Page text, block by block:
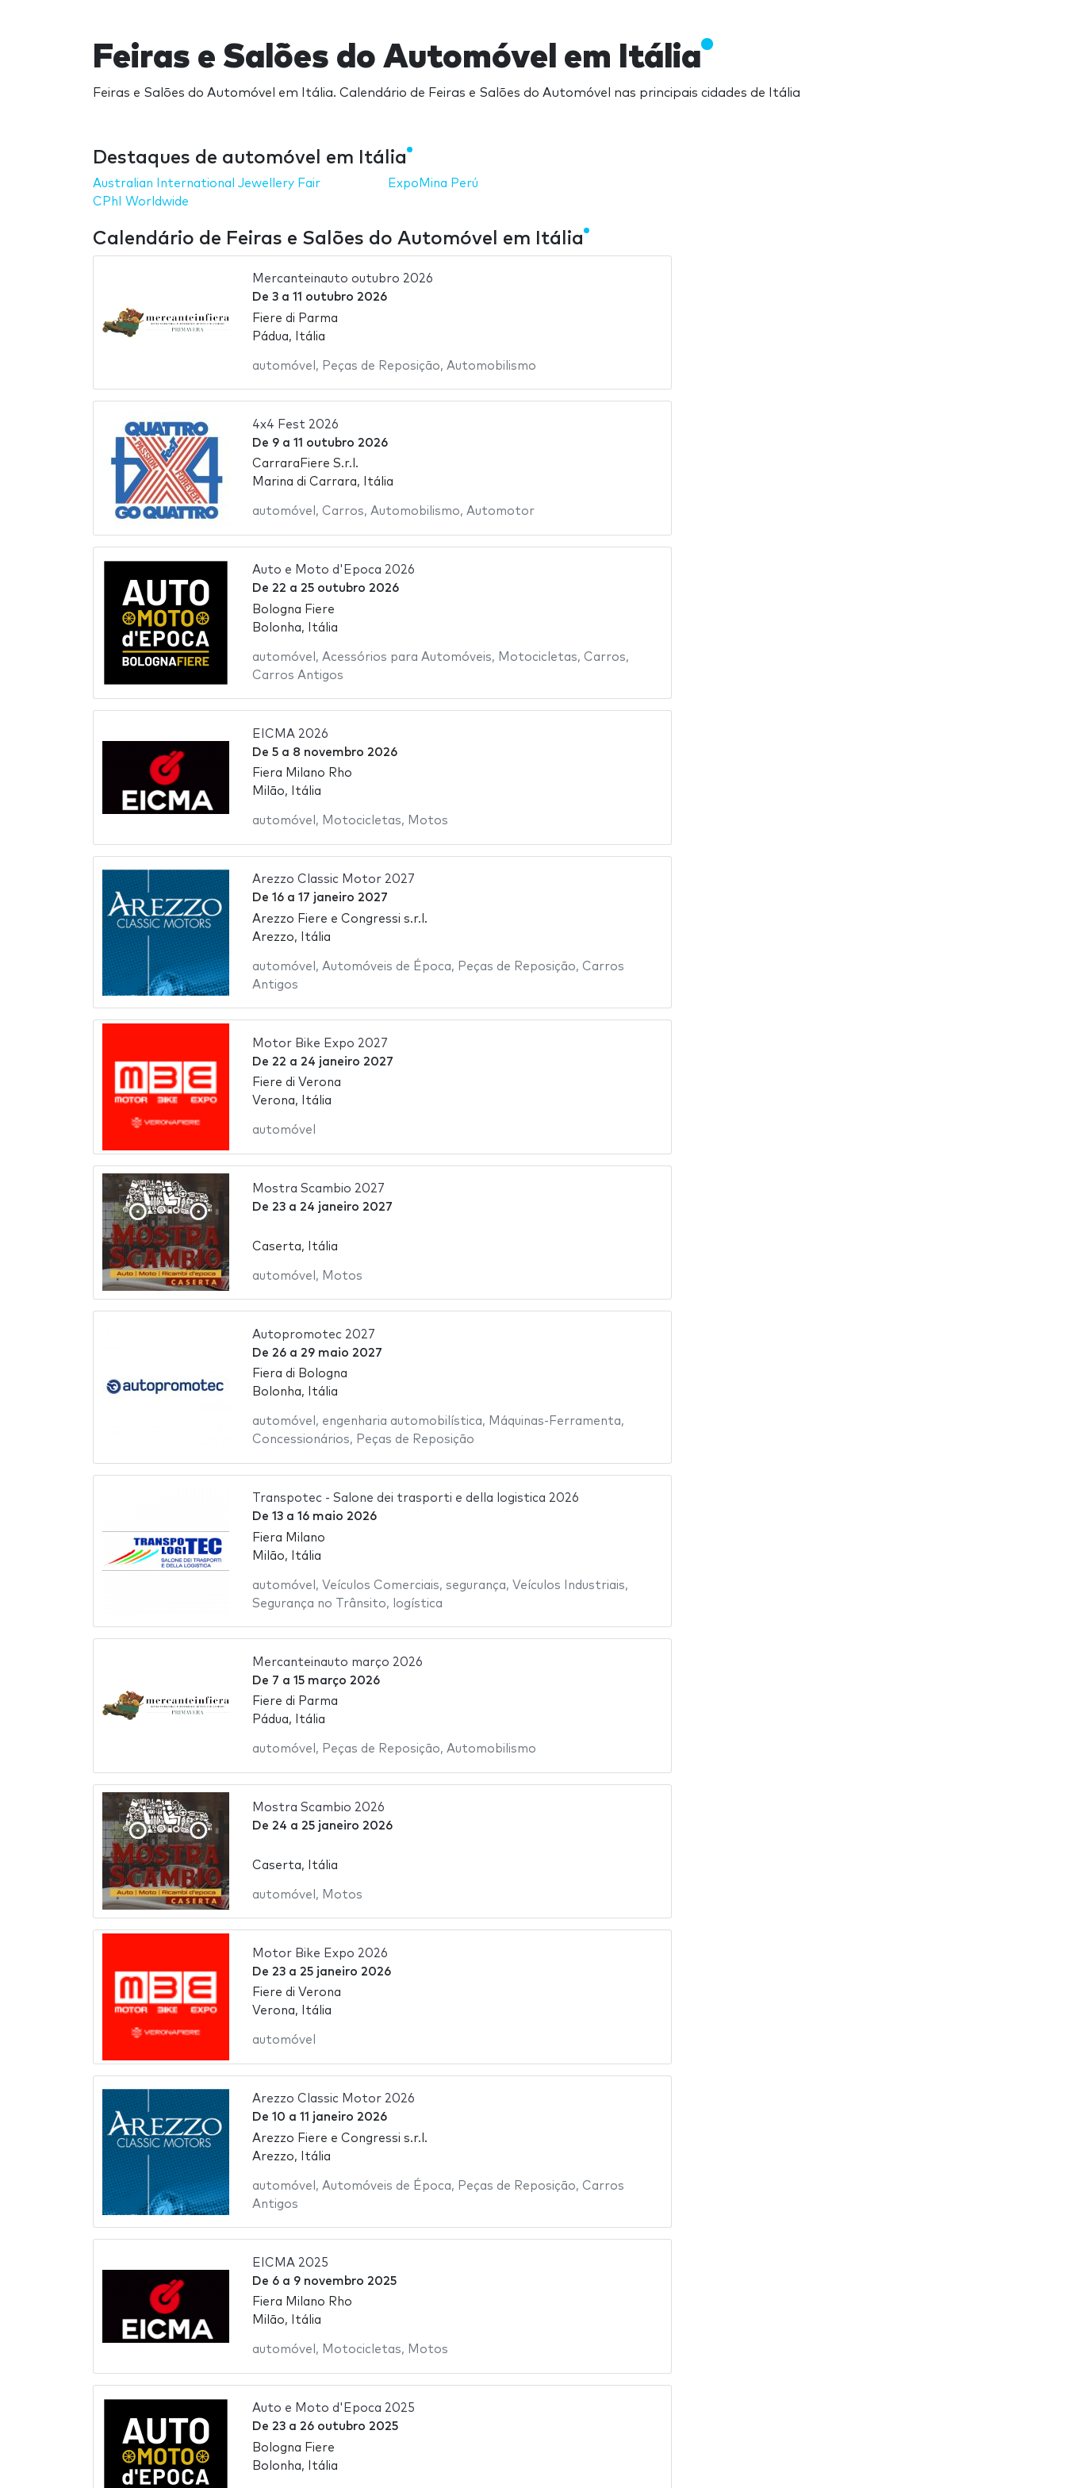
Feiras e Salões do Automóvel em Itália
Feiras e Salões do Automóvel em Itália. Calendário de Feiras e Salões do Automóvel nas principais cidades de Itália
Destaques de automóvel em Itália
Australian International Jewellery Fair
CPhI Worldwide
ExpoMina Perú
Calendário de Feiras e Salões do Automóvel em Itália
Mercanteinauto outubro 2026
De 3a 11 outubro 2026
Fiere di Parma
Pádua, Itália
automóvel , Peças de Reposição, Automobilismo
4x4 Fest 2026
De 9a 11 outubro 2026
CarraraFiere S.r.l.
Marina di Carrara, Itália
automóvel , Carros, Automobilismo, Automotor
Auto e Moto d'Epoca 2026
De 22 a 25 outubro 2026
Bologna Fiere
Bolonha, Itália
automóvel , Acessórios para Automóveis, Motocicletas, Carros,
Carros Antigos
EICMA 2026
De 5a 8 novembro 2026
Fiera Milano Rho
Milão, Itália
automóvel , Motocicletas, Motos
Arezzo Classic Motor 2027
De 16a 17 janeiro 2027
Arezzo Fiere e Congressi s.r.l.
Arezzo, Itália
automóvel , Automóveis de Época, Peças de Reposição, Carros
Antigos
Motor Bike Expo 2027
De 22 a 24 janeiro 2027
Fiere di Verona
Verona, Itália
automóvel
Mostra Scambio 2027
De 23a 24 janeiro 2027
Caserta, Itália
automóvel , Motos
Autopromotec 2027
De 26a 29 maio 2027
Fiera di Bologna
Bolonha, Itália
automóvel , engenharia automobilística, Máquinas-Ferramenta,
Concessionários, Peças de Reposição
Transpotec - Salone dei trasporti e della logistica 2026
De 13a 16 maio 2026
Fiera Milano
Milão, Itália
automóvel , Veículos Comerciais, segurança, Veículos Industriais,
Segurança no Trânsito, logística
Mercanteinauto março 2026
De 7 a 15 março 2026
Fiere di Parma
Pádua, Itália
automóvel , Peças de Reposição, Automobilismo
Mostra Scambio 2026
De 24 a 25 janeiro 2026
Caserta, Itália
automóvel , Motos
Motor Bike Expo 2026
De 23a 25 janeiro 2026
Fiere di Verona
Verona, Itália
automóvel
Arezzo Classic Motor 2026
De 10 a 11 janeiro 2026
Arezzo Fiere e Congressi s.r.l.
Arezzo, Itália
automóvel , Automóveis de Época, Peças de Reposição, Carros
Antigos
EICMA 2025
De 6a 9 novembro 2025
Fiera Milano Rho
Milão, Itália
automóvel , Motocicletas, Motos
Auto e Moto d'Epoca 2025
De 23a 26 outubro 2025
Bologna Fiere
Bolonha, Itália